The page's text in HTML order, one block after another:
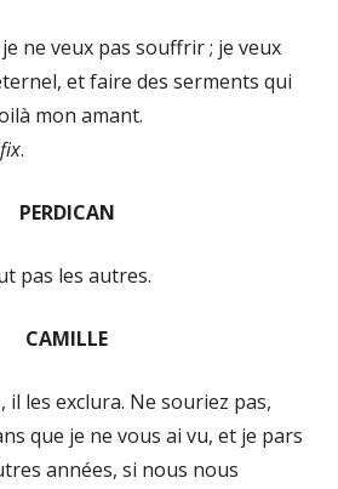
ne veux pas souffrir ; je veux
et faire des serments qui
mon amant.
.
PERDICAN
pas les autres.
CAMILLE
il les exclura. Ne souriez pas,
que je ne vous ai vu, et je pars
années, si nous nous